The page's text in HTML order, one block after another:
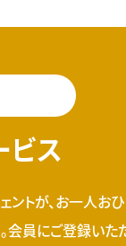
ス
ントが、お一人おひ
会員にご登録いた